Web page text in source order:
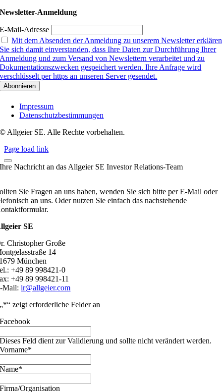
Newsletter-Anmeldung
E-Mail-Adresse
Mit dem Absenden der Anmeldung zu unserem Newsletter erklären
Sie sich damit einverstanden, dass Ihre Daten zur Durchführung Ihrer
Anmeldung und zum Versand von Newslettern verarbeitet und zu
Dokumentationszwecken gespeichert werden. Ihre Anfrage wird
verschlüsselt per https an unseren Server gesendet.
Impressum
Datenschutzbestimmungen
© Allgeier SE. Alle Rechte vorbehalten.
Page load link
Ihre Nachricht an das Allgeier SE Investor Relations-Team
Sie Fragen an uns haben, wenden Sie sich bitte per E-Mail oder
an uns. Oder nutzen Sie einfach das nachstehende
SE
Christopher Große
14
München
+49 89 998421-0
+49 89 998421-11
Mail:ir@allgeier.com
„*“ zeigt erforderliche Felder an
Facebook
Dieses Feld dient zur Validierung und sollte nicht verändert werden.
Vorname*
Name*
Firma/Organisation